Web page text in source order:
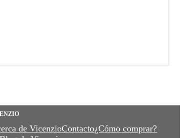
de VicenzioContacto¿Cómo comprar?